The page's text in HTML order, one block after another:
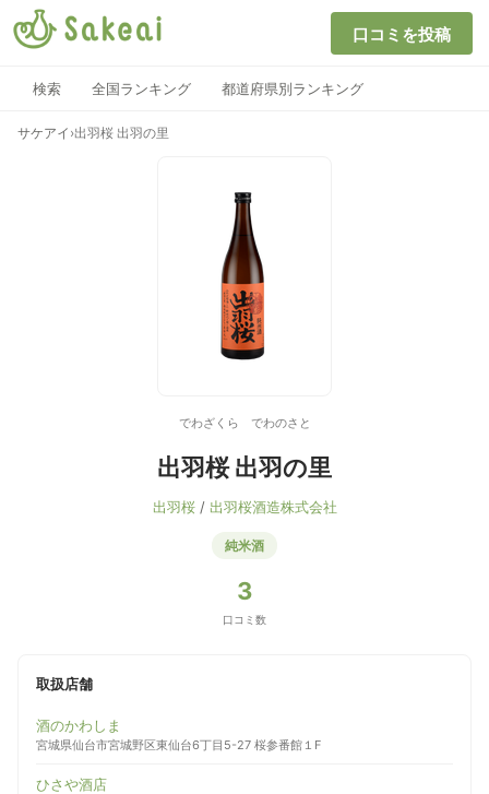
口コミを投稿
検索 全国ランキング 都道府県別ランキング
サケアイ ›出羽桜 出羽の里
でわざくら でわのさと
出羽桜 出羽の里
出羽桜/ 出羽桜酒造株式会社
純米酒
3
口コミ数
取扱店舗
酒のかわしま
宮城県仙台市宮城野区東仙台6丁目5-27 桜参番館１F
ひさや酒店